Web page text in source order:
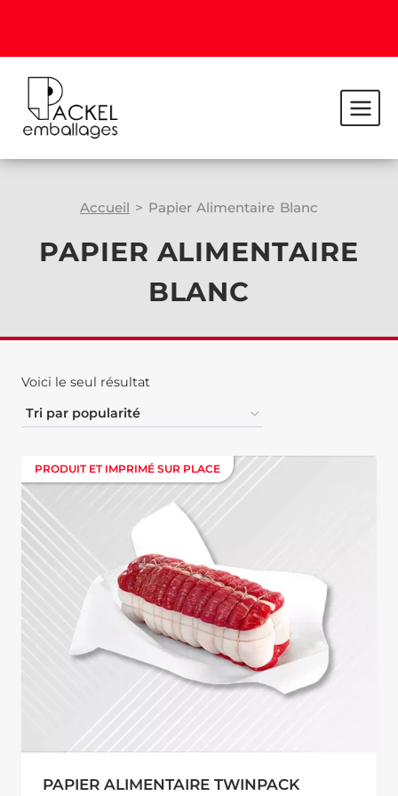
Accueil > Papier Alimentaire Blanc
PAPIER ALIMENTAIRE
BLANC
Voici le seul résultat
PRODUIT ET IMPRIMÉ SUR PLACE
PAPIER ALIMENTAIRE TWINPACK
PRODUIT ET IMPRIMÉ SUR PLACE